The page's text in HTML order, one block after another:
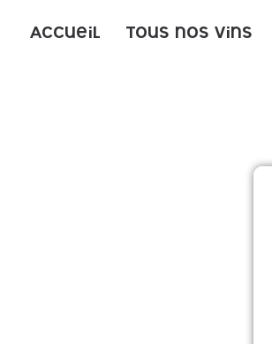
Accueil Tous nos vins